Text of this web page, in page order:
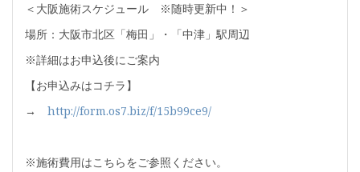
＜大阪施術スケジュール ※随時更新中！＞
場所：大阪市北区「梅田」・「中津」駅周辺
※詳細はお申込後にご案内
【お申込みはコチラ】
→ http://form.os7.biz/f/15b99ce9/
※施術費用はこちらをご参照ください。